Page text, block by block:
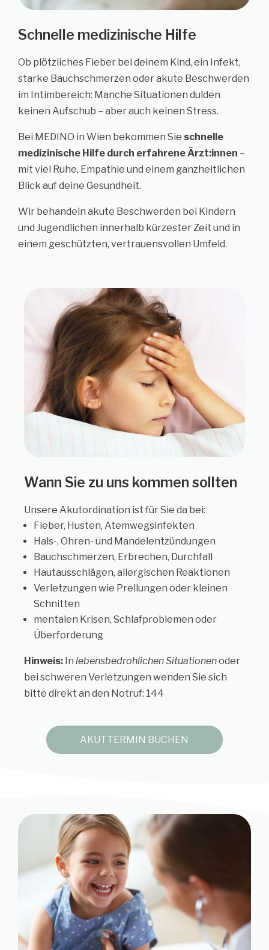
Schnelle medizinische Hilfe
Ob plötzliches Fieber bei deinem Kind, ein Infekt,
starke Bauchschmerzen oder akute Beschwerden
im Intimbereich: Manche Situationen dulden
keinen Aufschub – aber auch keinen Stress.
Bei MEDINO in Wien bekommen Sie schnelle
medizinische Hilfe durch erfahrene Ärzt:innen –
mit viel Ruhe, Empathie und einem ganzheitlichen
Blick auf deine Gesundheit.
Wir behandeln akute Beschwerden bei Kindern
und Jugendlichen innerhalb kürzester Zeit und in
einem geschützten, vertrauensvollen Umfeld.
Wann Sie zu uns kommen sollten
Unsere Akutordination ist für Sie da bei:
Fieber, Husten, Atemwegsinfekten
Hals-, Ohren- und Mandelentzündungen
Bauchschmerzen, Erbrechen, Durchfall
Hautausschlägen, allergischen Reaktionen
Verletzungen wie Prellungen oder kleinen
Schnitten
mentalen Krisen, Schlafproblemen oder
Überforderung
Hinweis: In lebensbedrohlichen Situationenoder
bei schweren Verletzungen wenden Sie sich
bitte direkt an den Notruf: 144
AKUTTERMIN BUCHEN